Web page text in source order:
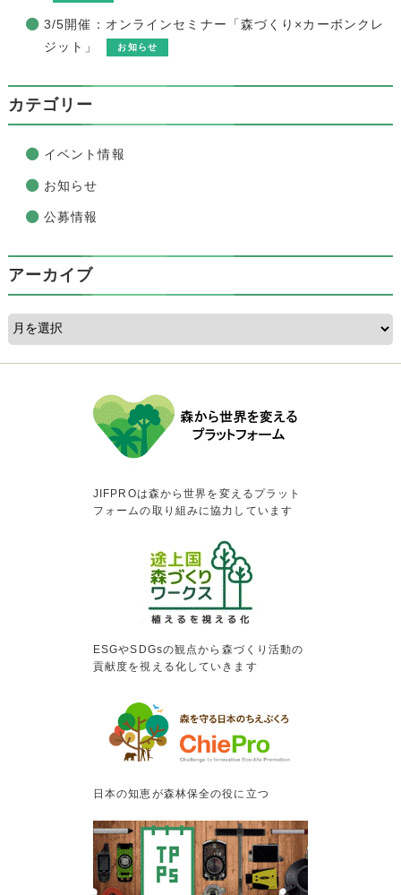
3/5開催：オンラインセミナー「森づくり×カーボンクレ
ジット」
お知らせ
カテゴリー
イベント情報
お知らせ
公募情報
アーカイブ
JIFPROは森から世界を変えるプラット
フォームの取り組みに協力しています
ESGやSDGsの観点から森づくり活動の
貢献度を視える化していきます
日本の知恵が森林保全の役に立つ